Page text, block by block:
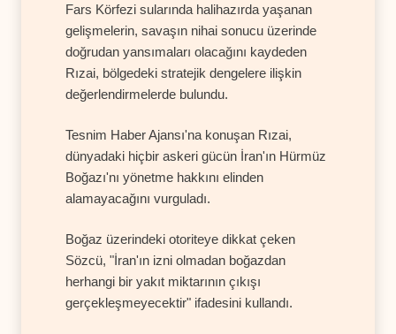
Fars Körfezi sularında halihazırda yaşanan
gelişmelerin, savaşın nihai sonucu üzerinde
doğrudan yansımaları olacağını kaydeden
Rızai, bölgedeki stratejik dengelere ilişkin
değerlendirmelerde bulundu.
Tesnim Haber Ajansı'na konuşan Rızai,
dünyadaki hiçbir askeri gücün İran'ın Hürmüz
Boğazı'nı yönetme hakkını elinden
alamayacağını vurguladı.
Boğaz üzerindeki otoriteye dikkat çeken
Sözcü, "İran'ın izni olmadan boğazdan
herhangi bir yakıt miktarının çıkışı
gerçekleşmeyecektir" ifadesini kullandı.